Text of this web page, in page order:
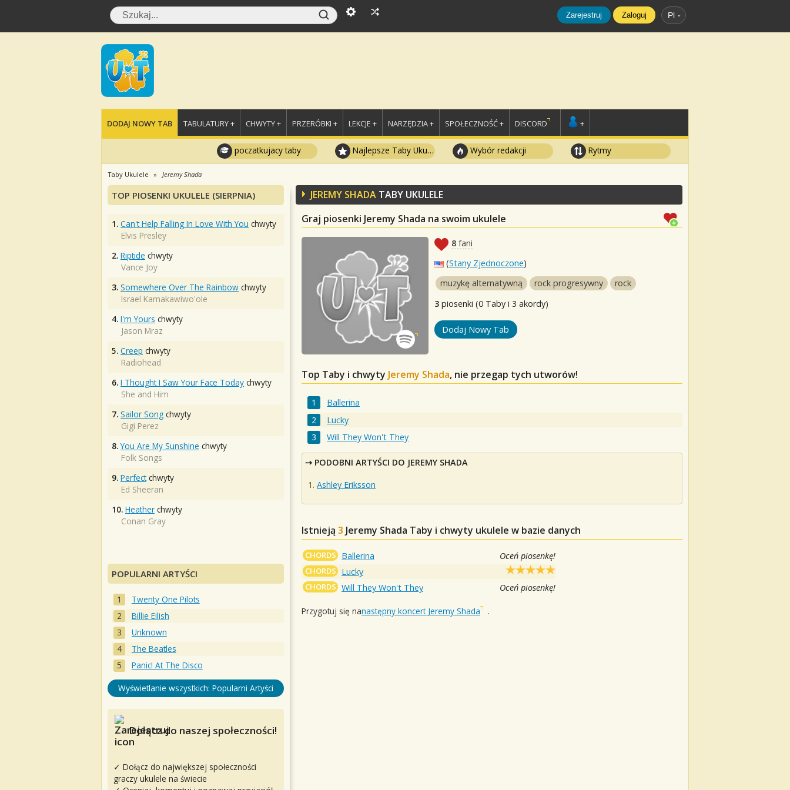
Zarejestruj Zaloguj Pl
DODAJ NOWY TAB TABULATURY + CHWYTY + PRZERÓBKI + LEKCJE + NARZĘDZIA + SPOŁECZNOŚĆ + DISCORD +
poczatkujacy taby Najlepsze Taby Ukulele Wybór redakcji Rytmy
Taby Ukulele Jeremy Shada
JEREMY SHADA TABY UKULELE
Graj piosenki Jeremy Shada na swoim ukulele
8 fani
(Stany Zjednoczone)
muzykę alternatywną
rock progresywny
rock
3 piosenki (0 Taby i 3 akordy)
Dodaj Nowy Tab
Top Taby i chwyty Jeremy Shada, nie przegap tych utworów!
Ballerina
Lucky
Will They Won't They
PODOBNI ARTYŚCI DO JEREMY SHADA
Ashley Eriksson
Istnieją 3 Jeremy Shada Taby i chwyty ukulele w bazie danych
CHORDS Ballerina Oceń piosenkę!
CHORDS Lucky
CHORDS Will They Won't They Oceń piosenkę!
Przygotuj się nanastępny koncert Jeremy Shada .
TOP PIOSENKI UKULELE (SIERPNIA)
1. Can't Help Falling In Love With You chwyty
Elvis Presley
2. Riptide chwyty
Vance Joy
3. Somewhere Over The Rainbow chwyty
Israel Kamakawiwo'ole
4. I'm Yours chwyty
Jason Mraz
5. Creep chwyty
Radiohead
6. I Thought I Saw Your Face Today chwyty
She and Him
7. Sailor Song chwyty
Gigi Perez
8. You Are My Sunshine chwyty
Folk Songs
9. Perfectchwyty
Ed Sheeran
10. Heather chwyty
Conan Gray
POPULARNI ARTYŚCI
Twenty One Pilots
Billie Eilish
Unknown
The Beatles
Panic! At The Disco
Wyświetlanie wszystkich: Popularni Artyści
Dołącz do naszej społeczności!
✓ Dołącz do największej społeczności
graczy ukulele na świecie